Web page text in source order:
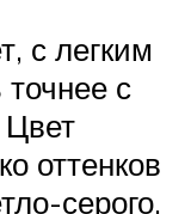
с легким
с
оттенков
серого.